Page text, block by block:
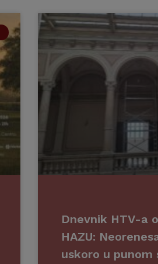
Dnevnik HTV-a
HAZU:
uskoro u punom